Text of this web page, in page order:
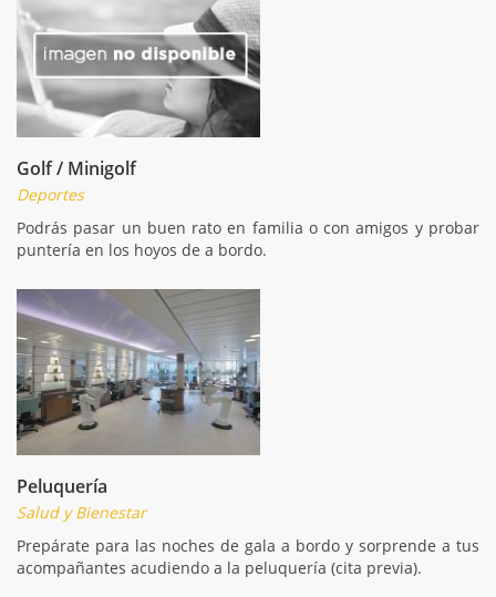
Golf / Minigolf
Deportes
Podrás pasar un buen rato en familia o con amigos y probar
puntería en los hoyos de a bordo.
Peluquería
Salud y Bienestar
Prepárate para las noches de gala a bordo y sorprende a tus
acompañantes acudiendo a la peluquería (cita previa).